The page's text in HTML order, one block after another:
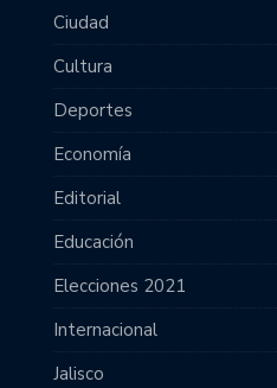
Ciudad
Cultura
Deportes
Economía
Editorial
Educación
Elecciones 2021
Internacional
Jalisco